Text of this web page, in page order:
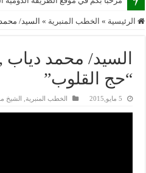
الرئيسية » الخطب المنبرية » السيد/
السيد/ محمد
“حج القلوب”
5 مايو,2015 الخطب المنبرية الشيخ